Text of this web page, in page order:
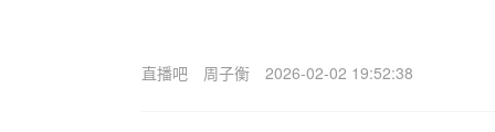
直播吧 周子衡 2026-02-02 19:52:38